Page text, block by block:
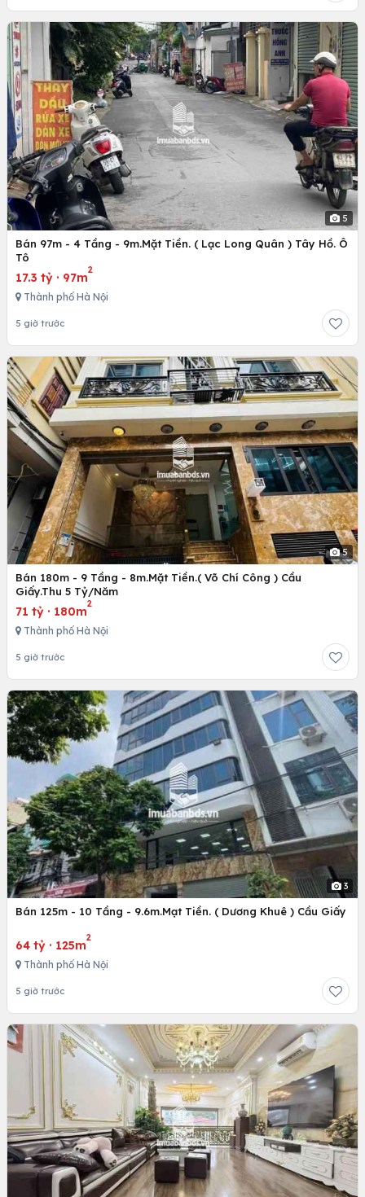
5
Bán 97m - 4 Tầng - 9m.Mặt Tiền. ( Lạc Long Quân ) Tây Hồ. Ô
Tô
17.3 tỷ · 97m
2
Thành phố Hà Nội
5 giờ trước
5
Bán 180m - 9 Tầng - 8m.Mặt Tiền.( Võ Chí Công ) Cầu
Giấy.Thu 5 Tỷ/Năm
71 tỷ · 180m
2
Thành phố Hà Nội
5 giờ trước
3
Bán 125m - 10 Tầng - 9.6m.Mạt Tiền. ( Dương Khuê ) Cầu Giấy
64 tỷ · 125m
2
Thành phố Hà Nội
5 giờ trước